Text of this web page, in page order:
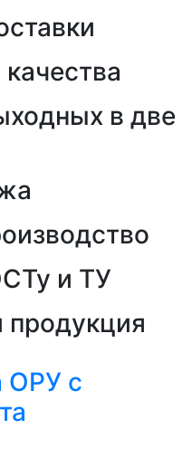
в две
и ТУ
продукция
ОРУ с